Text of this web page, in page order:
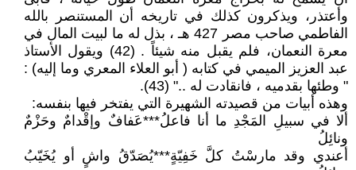
وأعتذر، ويذكرون كذلك في تاريخه أن المستنصر بالله
الفاطمي صاحب مصر 427 هـ ، بذل له ما لبيت المال في
معرة النعمان، فلم يقبل منه شيئاً . (42) ويقول الأستاذ
عبد العزيز الميمي في كتابه ( أبو العلاء المعري وما إليه) :
" وطئها بقدميه ، فانقادت له .." (43).
وهذه أبيات من قصيدته الشهيرة التي يفتخر فيها بنفسه:
ألا في سبيلِ المَجْدِ ما أنا فاعلُ***عَفافٌ وإقْدامٌ وحَزْمٌ
ونائِلُ
أعندي وقد مارسْتُ كلَّ خَفِيّةٍ***يُصَدّقُ واشٍ أو يُخَيّبُ